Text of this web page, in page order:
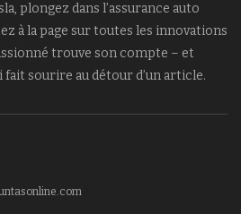
plongez dans l’assurance auto
à la page sur toutes les innovations
trouve son compte – et
sourire au détour d’un article.